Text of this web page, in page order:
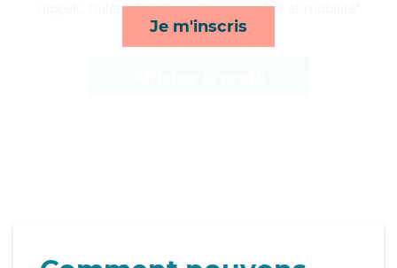
Je m'inscris
rappels, toilette/habillage, lever/coucher et mobilité*